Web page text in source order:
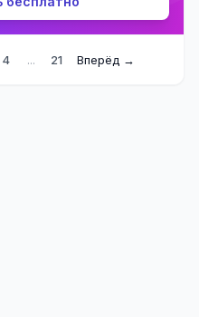
4 ... 21 Вперёд →